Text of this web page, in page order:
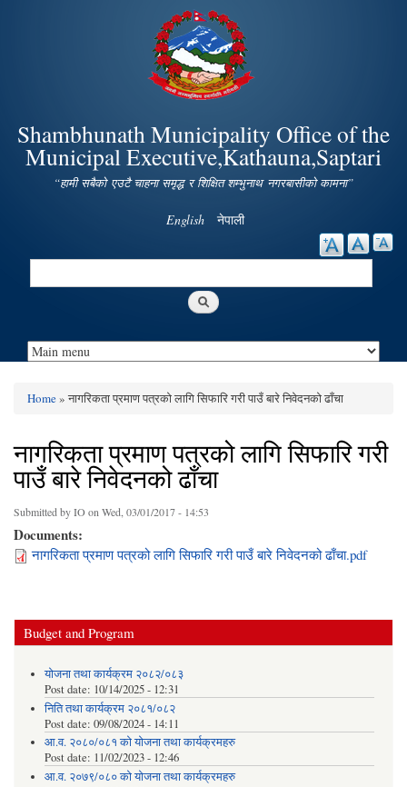
Skip to
main
content
Shambhunath Municipality Office of the
Municipal Executive,Kathauna,Saptari
“हामी सबैको एउटै चाहना समृद्ध र शिक्षित शम्भुनाथ नगरबासीको कामना”
English नेपाली
Search
Home» नागरिकता प्रमाण पत्रको लागि सिफारि गरी पाउँ बारे निवेदनको ढाँचा
नागरिकता प्रमाण पत्रको लागि सिफारि गरी
पाउँ बारे निवेदनको ढाँचा
Submitted byIO on Wed, 03/01/2017 - 14:53
Documents:
नागरिकता प्रमाण पत्रको लागि सिफारि गरी पाउँ बारे निवेदनको ढाँचा.pdf
Budget and Program
योजना तथा कार्यक्रम २०८२/०८३
Post date: 10/14/2025 - 12:31
निति तथा कार्यक्रम २०८१/०८२
Post date: 09/08/2024 - 14:11
आ.व. २०८०/०८१ को योजना तथा कार्यक्रमहरु
Post date: 11/02/2023 - 12:46
आ.व. २०७९/०८० को योजना तथा कार्यक्रमहरु